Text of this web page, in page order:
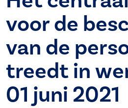
voor de
van de
treedt in
01 juni 2021